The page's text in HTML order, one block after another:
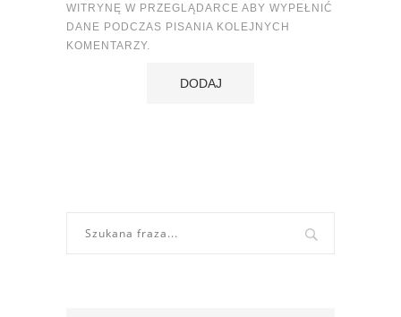
WITRYNĘ W PRZEGLĄDARCE ABY WYPEŁNIĆ
DANE PODCZAS PISANIA KOLEJNYCH
KOMENTARZY.